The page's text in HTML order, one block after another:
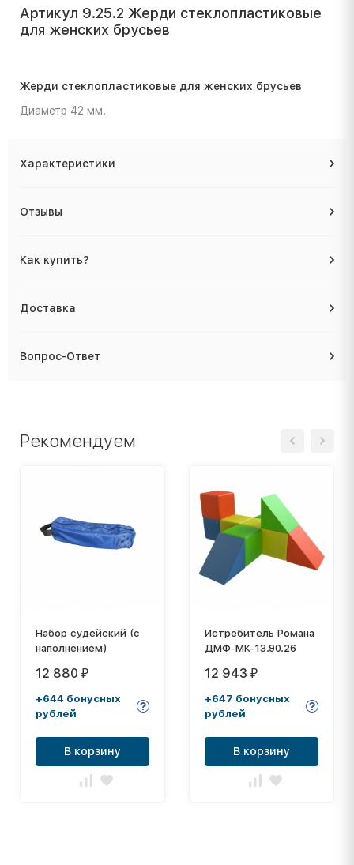
Артикул 9.25.2 Жерди стеклопластиковые
для женских брусьев
Жерди стеклопластиковые для женских брусьев
Диаметр 42 мм.
Характеристики
Отзывы
Как купить?
Доставка
Вопрос-Ответ
Рекомендуем
Набор судейский (с
наполнением)
12 880 ₽
+644 бонусных
рублей
В корзину
Истребитель Романа
ДМФ-МК-13.90.26
12 943 ₽
+647 бонусных
рублей
В корзину